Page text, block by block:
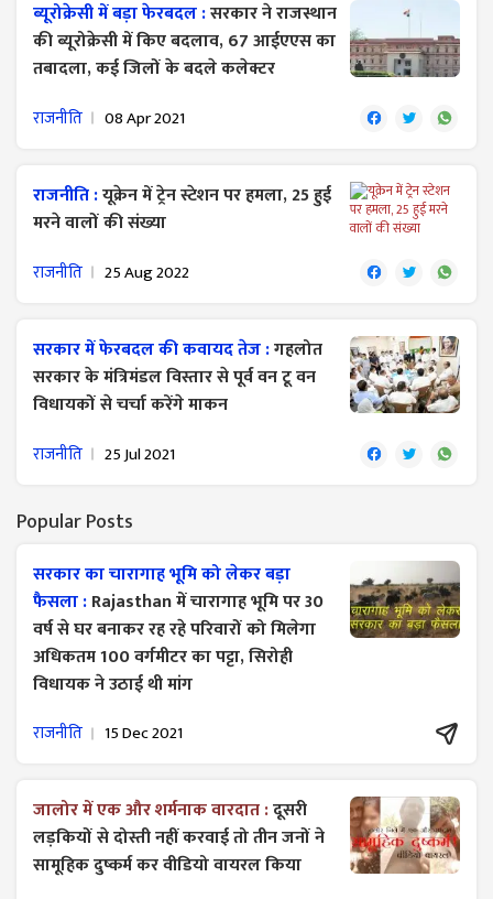
ब्यूरोक्रेसी में बड़ा फेरबदल :सरकार ने राजस्थान
की ब्यूरोक्रेसी में किए बदलाव, 67 आईएएस का
तबादला, कई जिलों के बदले कलेक्टर
राजनीति 08 Apr 2021
राजनीति :यूक्रेन में ट्रेन स्टेशन पर हमला, 25 हुई
मरने वालों की संख्या
राजनीति 25 Aug 2022
सरकार में फेरबदल की कवायद तेज :गहलोत
सरकार के मंत्रिमंडल विस्तार से पूर्व वन टू वन
विधायकों से चर्चा करेंगे माकन
राजनीति 25 Jul 2021
Popular Posts
सरकार का चारागाह भूमि को लेकर बड़ा
फैसला :Rajasthan में चारागाह भूमि पर 30
वर्ष से घर बनाकर रह रहे परिवारों को मिलेगा
अधिकतम 100 वर्गमीटर का पट्टा, सिरोही
विधायक ने उठाई थी मांग
राजनीति 15 Dec 2021
जालोर में एक और शर्मनाक वारदात :दूसरी
लड़कियों से दोस्ती नहीं करवाई तो तीन जनों ने
सामूहिक दुष्कर्म कर वीडियो वायरल किया